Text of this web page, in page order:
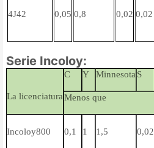
4J42 0,05 0,8 0,02 0,02
Serie Incoloy:
La licenciatura
C Y Minnesota S
Menos que
Incoloy800 0,1 1 1,5 0,02